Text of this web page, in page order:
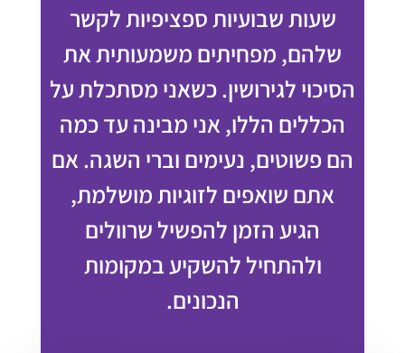
שעות שבועיות ספציפיות לקשר
שלהם, מפחיתים משמעותית את
הסיכוי לגירושין. כשאני מסתכלת על
הכללים הללו, אני מבינה עד כמה
הם פשוטים, נעימים וברי השגה. אם
אתם שואפים לזוגיות מושלמת,
הגיע הזמן להפשיל שרוולים
ולהתחיל להשקיע במקומות
הנכונים.